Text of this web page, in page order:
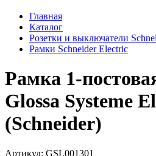
Главная
Каталог
Розетки и выключатели
Рамки Schneider Electric
Рамка 1-
Glossa Systeme
(Schneider)
Артикул: GSL001301